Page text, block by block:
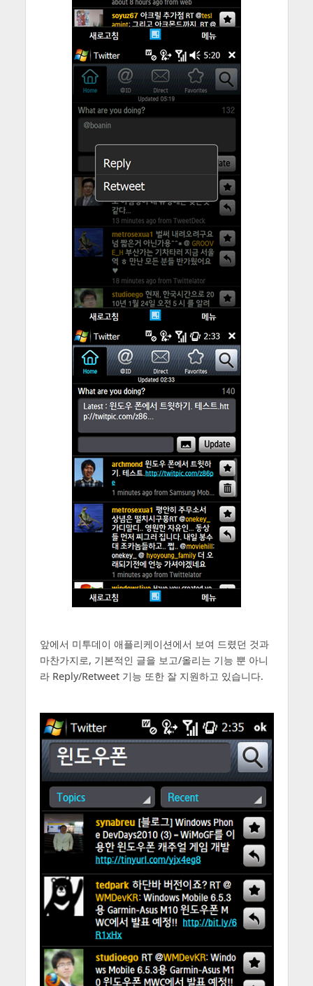
앞에서 미투데이 애플리케이션에서 보여 드렸던 것과
마찬가지로, 기본적인 글을 보고/올리는 기능 뿐 아니
라 Reply/Retweet 기능 또한 잘 지원하고 있습니다.